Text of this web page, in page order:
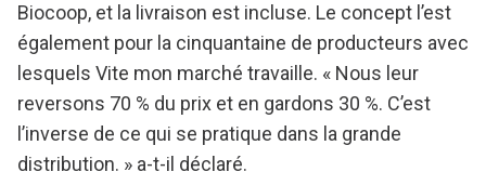
Biocoop, et la livraison est incluse. Le concept l’est
également pour la cinquantaine de producteurs avec
lesquels Vite mon marché travaille. « Nous leur
reversons 70 % du prix et en gardons 30 %. C’est
l’inverse de ce qui se pratique dans la grande
distribution. » a-t-il déclaré.